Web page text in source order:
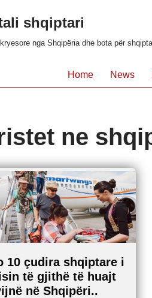
shqiptari
nga Shqipëria dhe bota për
Home News
ne
10 çudira shqiptare i
të gjithë të huajt
në Shqipëri..